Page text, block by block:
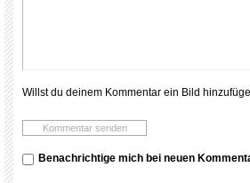
Willst du deinem Kommentar ein Bild
Benachrichtige mich bei neuen